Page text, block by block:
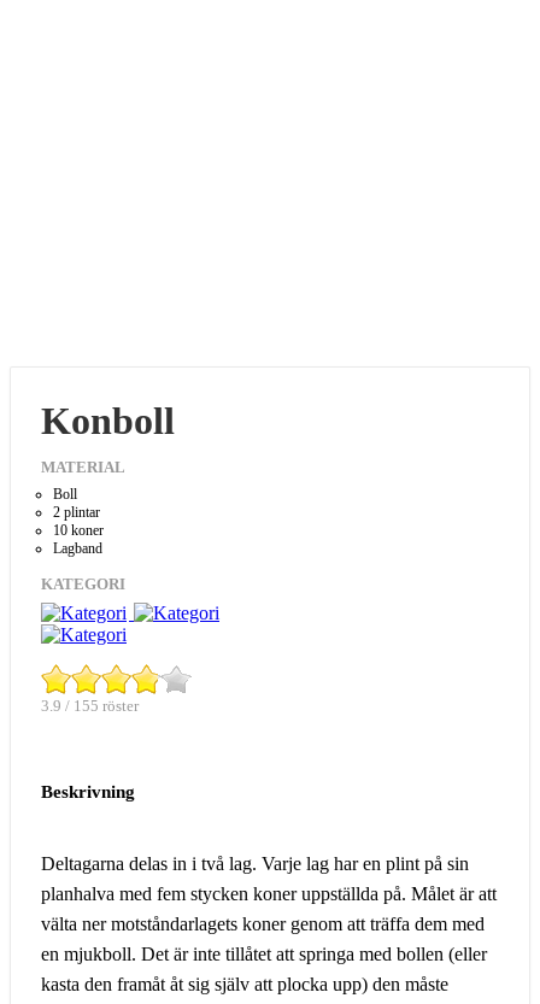
Konboll
MATERIAL
Boll
2 plintar
10 koner
Lagband
KATEGORI
3.9 / 155 röster
Beskrivning
Deltagarna delas in i två lag. Varje lag har en plint på sin
planhalva med fem stycken koner uppställda på. Målet är att
välta ner motståndarlagets koner genom att träffa dem med
en mjukboll. Det är inte tillåtet att springa med bollen (eller
kasta den framåt åt sig själv att plocka upp) den måste